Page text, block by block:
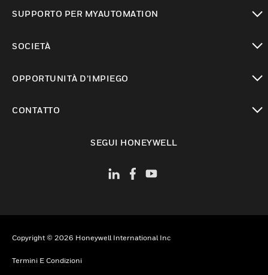
SUPPORTO PER MYAUTOMATION
SOCIETÀ
OPPORTUNITÀ D’IMPIEGO
CONTATTO
SEGUI HONEYWELL
Copyright © 2026 Honeywell International Inc
Termini E Condizioni